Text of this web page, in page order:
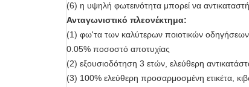
(6) η υψηλή φωτεινότητα μπορεί να
Ανταγωνιστικό πλεονέκτημα:
(1) φω'τα των καλύτερων ποιοτικών οδηγήσεων
0.05% ποσοστό αποτυχίας
(2) εξουσιοδότηση 3 ετών, ελεύθερη
(3) 100% ελεύθερη προσαρμοσμένη ετικέτα,